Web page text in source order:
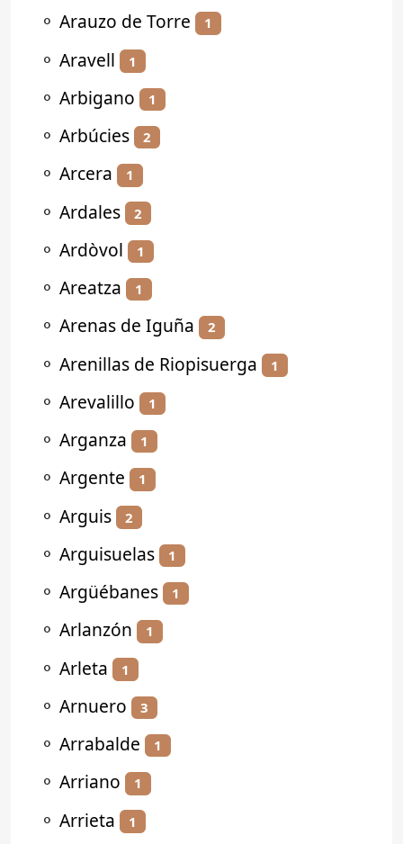
⚬ Arauzo de Torre 1
⚬ Aravell 1
⚬ Arbigano 1
⚬ Arbúcies 2
⚬ Arcera 1
⚬ Ardales 2
⚬ Ardòvol 1
⚬ Areatza 1
⚬ Arenas de Iguña 2
⚬ Arenillas de Riopisuerga 1
⚬ Arevalillo 1
⚬ Arganza 1
⚬ Argente 1
⚬ Arguis 2
⚬ Arguisuelas 1
⚬ Argüébanes 1
⚬ Arlanzón 1
⚬ Arleta 1
⚬ Arnuero 3
⚬ Arrabalde 1
⚬ Arriano 1
⚬ Arrieta 1